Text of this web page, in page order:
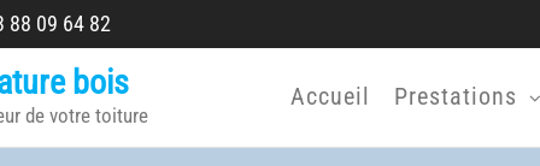
88 09 64 82
bois
de votre toiture
Accueil Prestations